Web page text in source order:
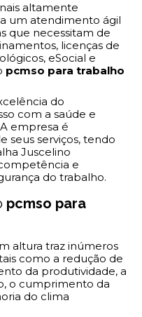
altamente
um atendimento ágil
que necessitam de
licenças de
eSocial e
pcmso para trabalho
do
com a saúde e
empresa é
seus serviços, tendo
Juscelino
e
do trabalho.
pcmso para
altura traz inúmeros
como a redução de
da produtividade, a
o cumprimento da
do clima